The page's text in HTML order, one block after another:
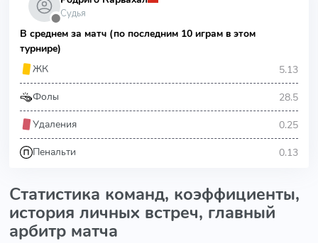
⬤Судья
В среднем за матч (по последним 10 играм в этом
турнире)
ЖК
5.13
Фолы 28.5
Удаления 0.25
Пенальти 0.13
Статистика команд, коэффициенты,
история личных встреч, главный
арбитр матча